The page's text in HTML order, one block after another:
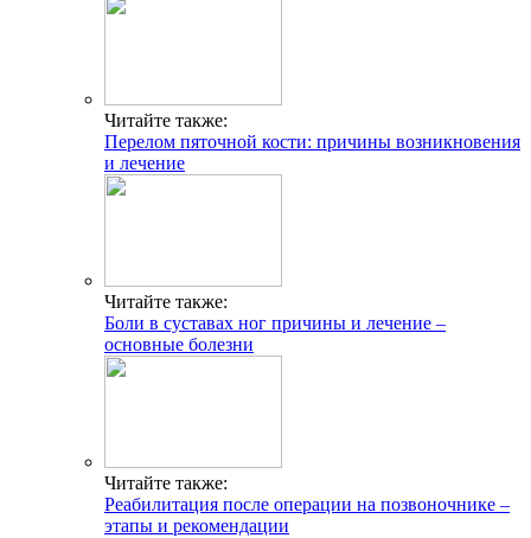
Читайте также:
Перелом пяточной кости: причины возникновения
и лечение
Читайте также:
Боли в суставах ног причины и лечение –
основные болезни
Читайте также:
Реабилитация после операции на позвоночнике –
этапы и рекомендации